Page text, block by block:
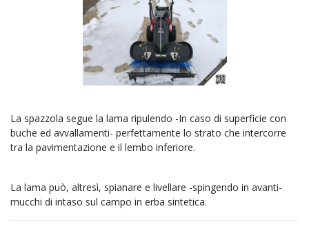
La spazzola segue la lama ripulendo -In caso di superficie con
buche ed avvallamenti- perfettamente lo strato che intercorre
tra la pavimentazione e il lembo inferiore.
La lama può, altresì, spianare e livellare -spingendo in avanti-
mucchi di intaso sul campo in erba sintetica.